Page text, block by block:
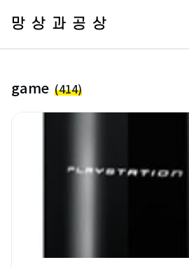
망상과공상
game (414)